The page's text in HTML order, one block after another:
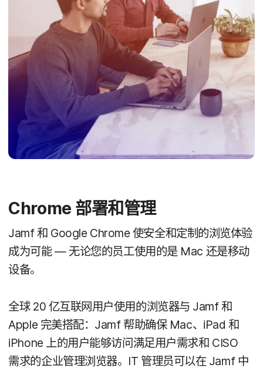
Chrome 部署​和​管理
Jamf和 Google Chrome 使​安全​和​定制​的​浏览​体验​
成为​可能— 无论您​的​员工​使用​的​是Mac 还是​移动​
设备。
全球20 亿​互联网用​户​使用​的​浏览器​与 Jamf和
Apple 完​美​搭配： Jamf 帮助确​保Mac、 iPad 和
iPhone 上​的​用户​能够​访问​满足​用户​需求​和 CISO
需求​的​企业​管理​浏览器。 IT 管理员​可以​在Jamf 中​